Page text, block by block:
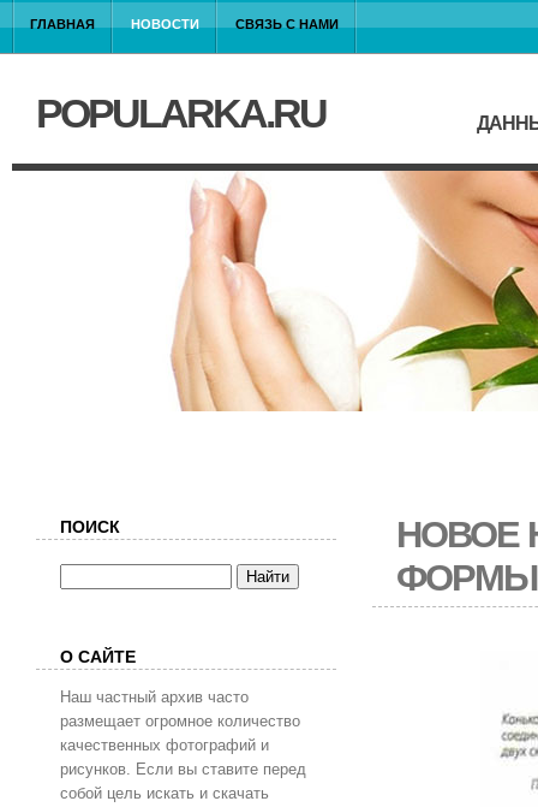
ГЛАВНАЯ НОВОСТИ СВЯЗЬ С НАМИ
POPULARKA.RU
НОВОЕ
ФОРМЫ
ПОИСК
О САЙТЕ
Наш частный архив часто
размещает огромное количество
качественных фотографий и
рисунков. Если вы ставите перед
собой цель искать и скачать